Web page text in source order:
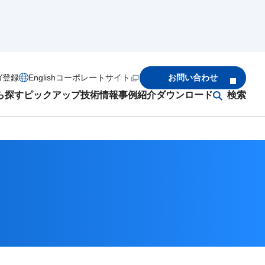
探すピックアップ技術情報事例紹介ダウンロード 検索
登録 Englishコーポレートサイト お問い合わせ